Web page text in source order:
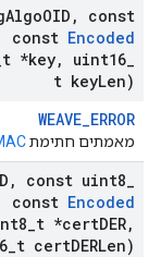
AlgoOID ,
const
const Encoded
t *key, uint16
t keyLen)
WEAVE_ERROR
מאמתים חתימת
, const uint8
const Encoded
t *certDER,
t certDERLen)